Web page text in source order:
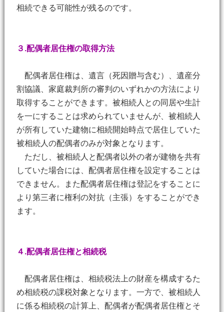
相続できる可能性が残るのです。
３.配偶者居住権の取得方法
配偶者居住権は、遺言（死因贈与含む）、遺産分
割協議、家庭裁判所の審判のいずれかの方法により
取得することができます。被相続人との同居や生計
を一にすることは求められていませんが、被相続人
が所有していた建物に相続開始時点で居住していた
被相続人の配偶者のみが対象となります。
ただし、被相続人と配偶者以外の者が建物を共有
していた場合には、配偶者居住権を設定することは
できません。また配偶者居住権は登記をすることに
より第三者に権利の対抗（主張）をすることができ
ます。
４.配偶者居住権と相続税
配偶者居住権は、相続税法上の財産を構成するた
め相続税の課税対象となります。一方で、被相続人
に係る相続税の計算上、配偶者が配偶者居住権とそ